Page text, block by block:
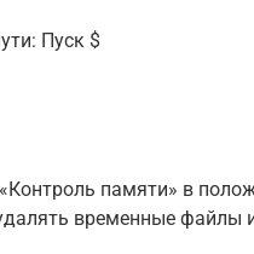
Пуск $
памяти» в
временные файлы